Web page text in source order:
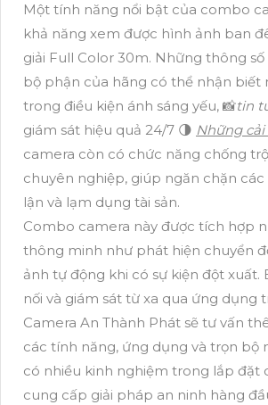
Một tính năng nổi bật của combo
khả năng xem được hình ảnh ban
giải Full Color 30m. Những thông
bộ phận của hãng có thể nhận biết
trong điều kiện ánh sáng yếu, 📸tin
giám sát hiệu quả 24/7 🌗 Những
camera còn có chức năng chống
chuyên nghiệp, giúp ngăn chặn các
lận và lạm dụng tài sản.
Combo camera này được tích hợp
thông minh như phát hiện chuyển
ảnh tự động khi có sự kiện đột xuất.
nối và giám sát từ xa qua ứng dụng
Camera An Thành Phát sẽ tư vấn
các tính năng, ứng dụng và trọn bộ
có nhiều kinh nghiệm trong lắp đặt
cung cấp giải pháp an ninh hàng